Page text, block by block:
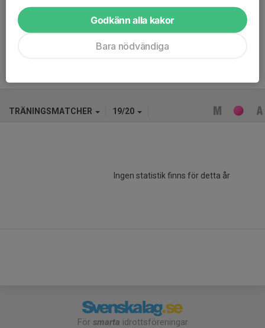
Position
Ålder
21 år
TRÄNINGSMATCHER 19/20
Ingen statistik finns för detta år
För smarta idrottsföreningar
Godkänn alla kakor
Bara nödvändiga